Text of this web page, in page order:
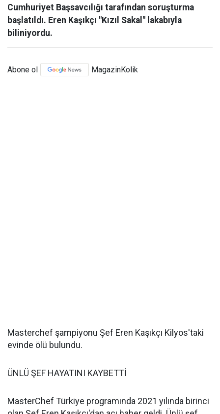
Cumhuriyet Başsavcılığı tarafından soruşturma
başlatıldı. Eren Kaşıkçı "Kızıl Sakal" lakabıyla
biliniyordu.
Abone ol MagazinKolik
Masterchef şampiyonu Şef Eren Kaşıkçı Kilyos'taki
evinde ölü bulundu.
ÜNLÜ ŞEF HAYATINI KAYBETTİ
MasterChef Türkiye programında 2021 yılında birinci